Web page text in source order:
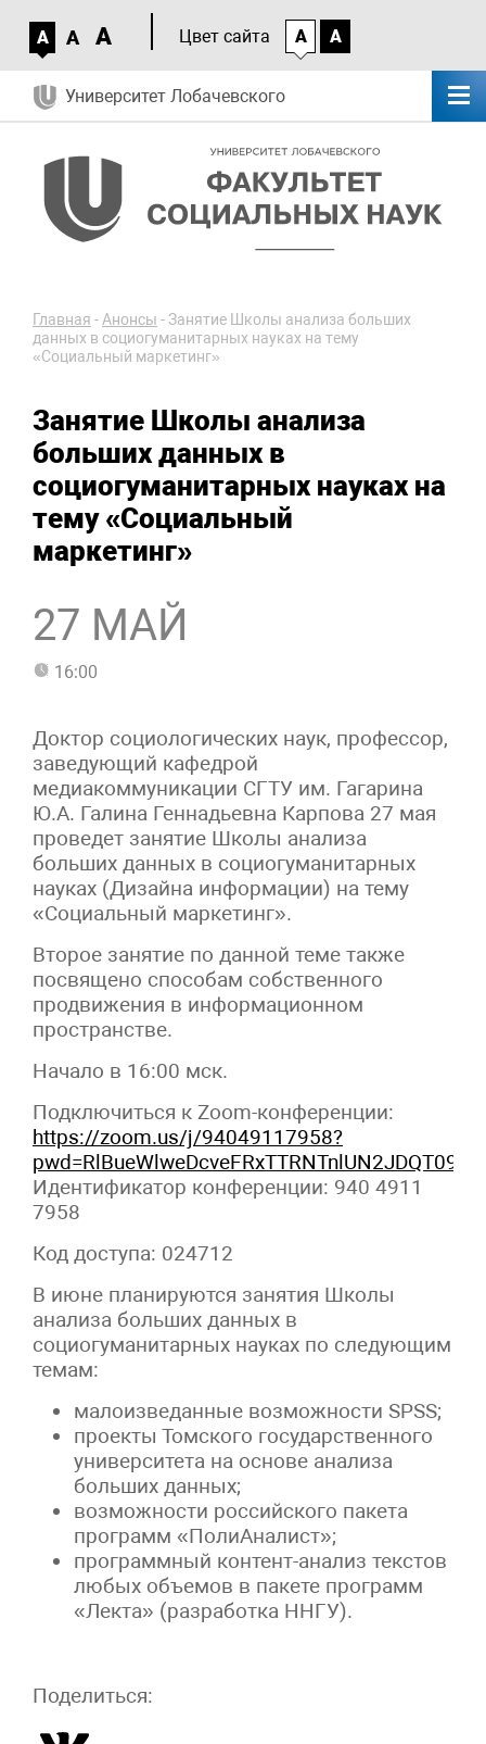
A A A Цвет сайта A A
Университет Лобачевского
Главная -Анонсы -Занятие Школы анализа больших
данных в социогуманитарных науках на тему
«Социальный маркетинг»
Занятие Школы анализа
больших данных в
социогуманитарных науках на
тему «Социальный
маркетинг»
27 МАЙ
16:00
Доктор социологических наук, профессор,
заведующий кафедрой
медиакоммуникации СГТУ им. Гагарина
Ю.А. Галина Геннадьевна Карпова 27 мая
проведет занятие Школы анализа
больших данных в социогуманитарных
науках (Дизайна информации) на тему
«Социальный маркетинг».
Второе занятие по данной теме также
посвящено способам собственного
продвижения в информационном
пространстве.
Начало в 16:00 мск.
Подключиться к Zoom-конференции:
https://zoom.us/j/94049117958?
pwd=RlBueWlweDcveFRxTTRNTnlUN2JDQT09
Идентификатор конференции: 940 4911
7958
Код доступа: 024712
В июне планируются занятия Школы
анализа больших данных в
социогуманитарных науках по следующим
темам:
малоизведанные возможности SPSS;
проекты Томского государственного
университета на основе анализа
больших данных;
возможности российского пакета
программ «ПолиАналист»;
программный контент-анализ текстов
любых объемов в пакете программ
«Лекта» (разработка ННГУ).
Поделиться: